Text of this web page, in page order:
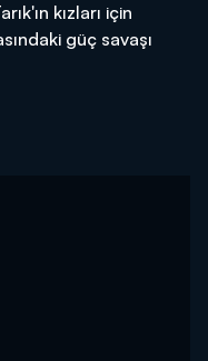
kızları için
güç savaşı